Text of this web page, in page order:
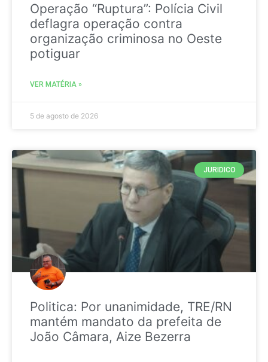
Operação “Ruptura”: Polícia Civil
deflagra operação contra
organização criminosa no Oeste
potiguar
VER MATÉRIA »
5 de agosto de 2026
JURIDICO
Politica: Por unanimidade, TRE/RN
mantém mandato da prefeita de
João Câmara, Aize Bezerra